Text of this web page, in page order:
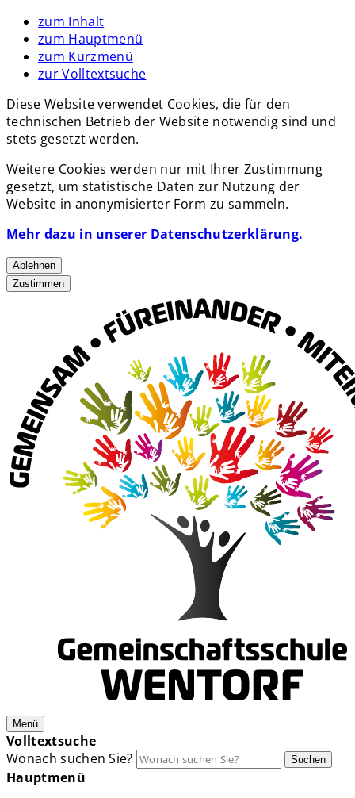
zum Inhalt
zum Hauptmenü
zum Kurzmenü
zur Volltextsuche
Diese Website verwendet Cookies, die für den
technischen Betrieb der Website notwendig sind und
stets gesetzt werden.
Weitere Cookies werden nur mit Ihrer Zustimmung
gesetzt, um statistische Daten zur Nutzung der
Website in anonymisierter Form zu sammeln.
Mehr dazu in unserer Datenschutzerklärung.
Ablehnen
Zustimmen
Menü
Volltextsuche
Wonach suchen Sie?
Suchen
Hauptmenü